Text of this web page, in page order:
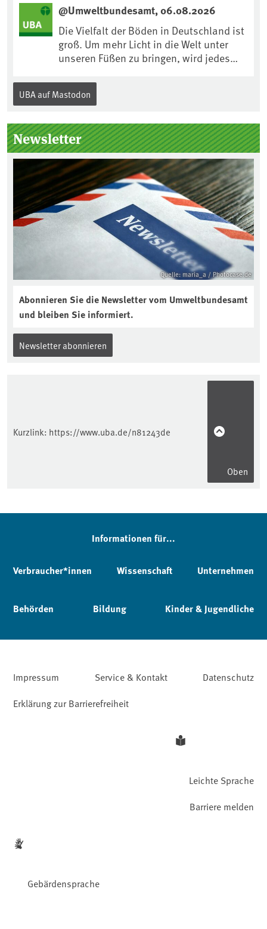
anpassen?🤔Antworten auf diese und
weitere Fragen auf unserer Webseite:
www.uba.de/trockenheit #Trockenheit
#Klimawandel
@Umweltbundesamt, 06.08.2026
Die Vielfalt der Böden in Deutschland ist
groß. Um mehr Licht in die Welt unter
unseren Füßen zu bringen, wird jedes
Internationalen Tag des Bodens, der
„Boden des Jahres“ vorgestellt. Das UBA
Kuratorium, wie wird der Boden des
Jahres ausgewählt und was passiert
eigentlich während eines solchen
Bodenjahres? Infos dazu gibt es im
aktuellen Podcast „Soilcast“. Jetzt
reinhören:
https://soilcast.de/interview/sc202-
interview-die-kuer-der-krume/
UBA auf Mastodon
Newsletter
Quelle: maria_a / Photocase.de
Abonnieren Sie die Newsletter vom Umweltbundesamt
und bleiben Sie informiert.
Newsletter abonnieren
Kurzlink: https://www.uba.de/n81243de
Oben
Informationen für...
Verbraucher*innen Wissenschaft Unternehmen
Behörden Bildung Kinder & Jugendliche
Impressum Service & Kontakt
Datenschutz
Erklärung zur Barrierefreiheit
Leichte Sprache
Gebärdensprache
Barriere melden